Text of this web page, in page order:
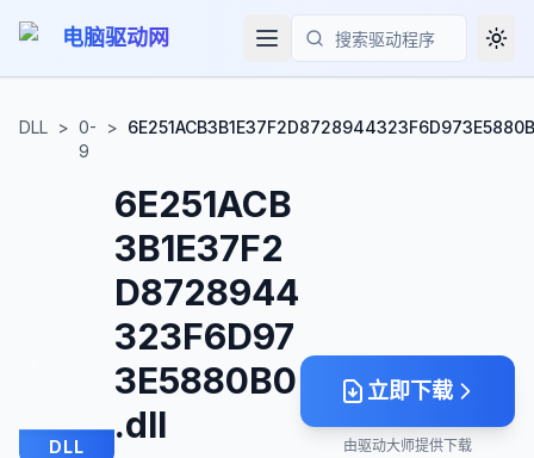
电脑驱动网
搜索
DLL > 0-
9
>
DLL
6E251ACB
3B1E37F2
D8728944
323F6D97
3E5880B0
.dll
立即下载
由驱动大师提供下载